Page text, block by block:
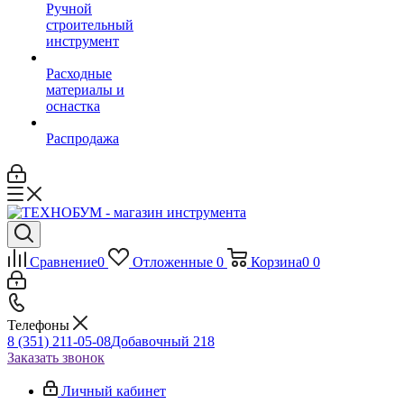
Ручной
строительный
инструмент
Расходные
материалы и
оснастка
Распродажа
Сравнение0 Отложенные 0 Корзина0 0
Телефоны
8 (351) 211-05-08Добавочный 218
Заказать звонок
Личный кабинет